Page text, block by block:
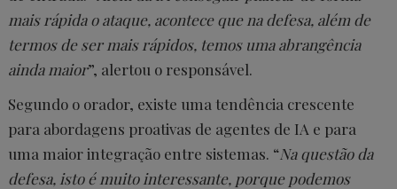
mais rápida o ataque, acontece que na defesa, além de
termos de ser mais rápidos, temos uma abrangência
ainda maior”, alertou o responsável.
Segundo o orador, existe uma tendência crescente
para abordagens proativas de agentes de IA e para
uma maior integração entre sistemas. “Na questão da
defesa, isto é muito interessante, porque podemos